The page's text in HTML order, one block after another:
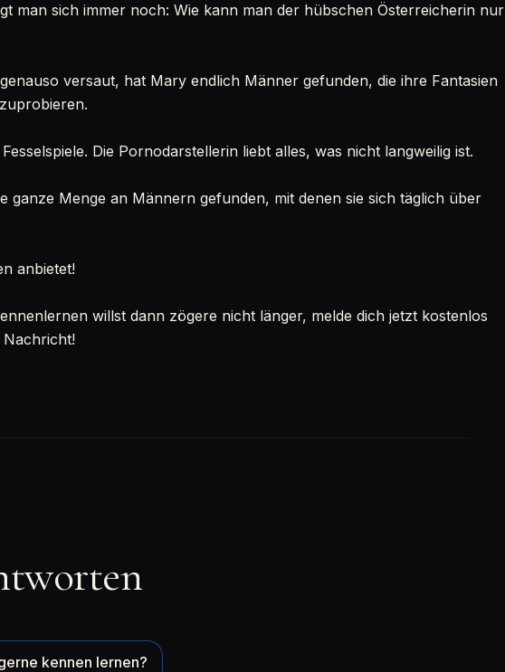
man sich immer noch: Wie kann man der hübschen Österreicherin nur
versaut, hat Mary endlich Männer gefunden, die ihre Fantasien
Die Pornodarstellerin liebt alles, was nicht langweilig ist.
ganze Menge an Männern gefunden, mit denen sie sich täglich über
anbietet!
willst dann zögere nicht länger, melde dich jetzt kostenlos
kennen lernen?